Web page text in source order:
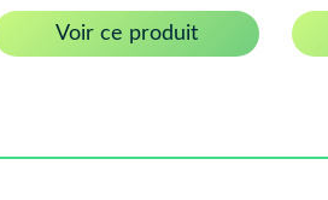
Voir ce produit